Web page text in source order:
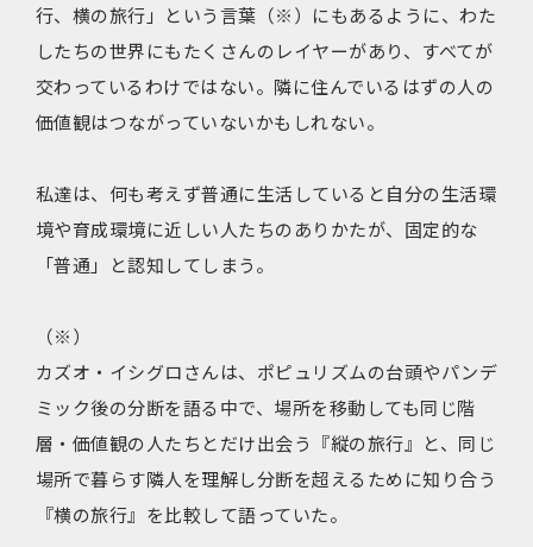
行、横の旅行」という言葉（※）にもあるように、わた
したちの世界にもたくさんのレイヤーがあり、すべてが
交わっているわけではない。隣に住んでいるはずの人の
価値観はつながっていないかもしれない。
私達は、何も考えず普通に生活していると自分の生活環
境や育成環境に近しい人たちのありかたが、固定的な
「普通」と認知してしまう。
（※）
カズオ・イシグロさんは、ポピュリズムの台頭やパンデ
ミック後の分断を語る中で、場所を移動しても同じ階
層・価値観の人たちとだけ出会う『縦の旅行』と、同じ
場所で暮らす隣人を理解し分断を超えるために知り合う
『横の旅行』を比較して語っていた。